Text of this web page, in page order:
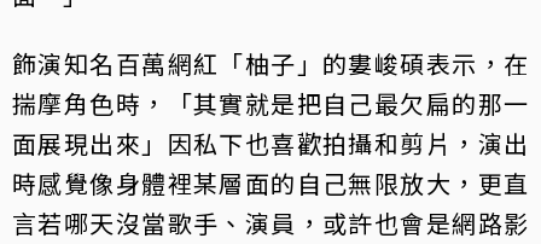
飾演知名百萬網紅「柚子」的婁峻碩表示，在
揣摩角色時，「其實就是把自己最欠扁的那一
面展現出來」因私下也喜歡拍攝和剪片，演出
時感覺像身體裡某層面的自己無限放大，更直
言若哪天沒當歌手、演員，或許也會是網路影